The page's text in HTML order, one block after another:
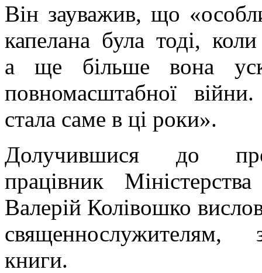
Він зауважив, що
капелана була тоді,
а ще більше вона
повномасштабної
стала саме в ці роки».
Долучившися до
працівник
Валерій Колівошко
священнослужителям,
книги.